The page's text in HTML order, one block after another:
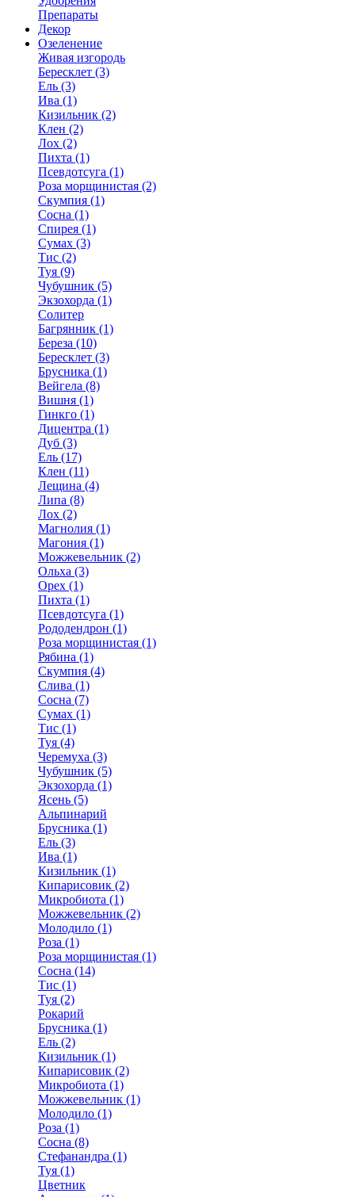
Препараты
Декор
Озеленение
Живая изгородь
Бересклет (3)
Ель (3)
Ива (1)
Кизильник (2)
Клен (2)
Лох (2)
Пихта (1)
Псевдотсуга (1)
Роза морщинистая (2)
Скумпия (1)
Сосна (1)
Спирея (1)
Сумах (3)
Тис (2)
Туя (9)
Чубушник (5)
Экзохорда (1)
Солитер
Багрянник (1)
Береза (10)
Бересклет (3)
Брусника (1)
Вейгела (8)
Вишня (1)
Гинкго (1)
Дицентра (1)
Дуб (3)
Ель (17)
Клен (11)
Лещина (4)
Липа (8)
Лох (2)
Магнолия (1)
Магония (1)
Можжевельник (2)
Ольха (3)
Орех (1)
Пихта (1)
Псевдотсуга (1)
Рододендрон (1)
Роза морщинистая (1)
Рябина (1)
Скумпия (4)
Слива (1)
Сосна (7)
Сумах (1)
Тис (1)
Туя (4)
Черемуха (3)
Чубушник (5)
Экзохорда (1)
Ясень (5)
Альпинарий
Брусника (1)
Ель (3)
Ива (1)
Кизильник (1)
Кипарисовик (2)
Микробиота (1)
Можжевельник (2)
Молодило (1)
Роза (1)
Роза морщинистая (1)
Сосна (14)
Тис (1)
Туя (2)
Рокарий
Брусника (1)
Ель (2)
Кизильник (1)
Кипарисовик (2)
Микробиота (1)
Можжевельник (1)
Молодило (1)
Роза (1)
Сосна (8)
Стефанандра (1)
Туя (1)
Цветник